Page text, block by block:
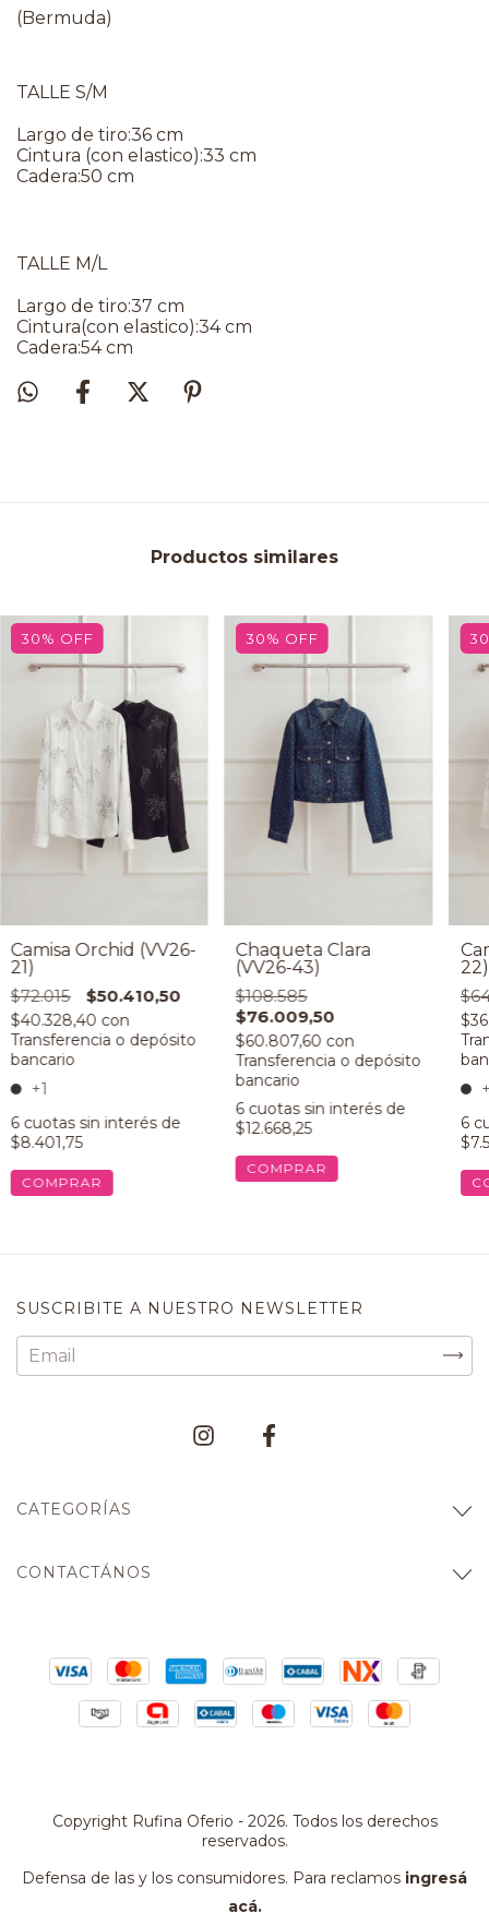
(Bermuda)
TALLE S/M
Largo de tiro:36 cm
Cintura (con elastico):33 cm
Cadera:50 cm
TALLE M/L
Largo de tiro:37 cm
Cintura(con elastico):34 cm
Cadera:54 cm
Productos similares
30% OFF
Camisa Orchid (VV26-
21)
$72.015
$50.410,50
$40.328,40 con
+1
6 cuotas sin interés de
$8.401,75
COMPRAR
30% OFF
Chaqueta Clara
(VV26-43)
$108.585
$76.009,50
$60.807,60 con
6 cuotas sin interés de
$12.668,25
COMPRAR
22)
6
SUSCRIBITE A NUESTRO NEWSLETTER
CATEGORÍAS
CONTACTÁNOS
Copyright Rufina Oferio - 2026. Todos los derechos
reservados.
Defensa de las y los consumidores. Para reclamos ingresá
acá.